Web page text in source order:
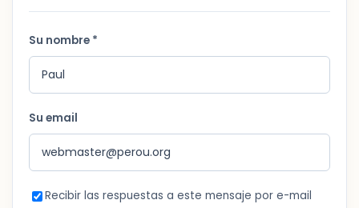
Su nombre *
Su email
Recibir las respuestas a este mensaje por e-mail